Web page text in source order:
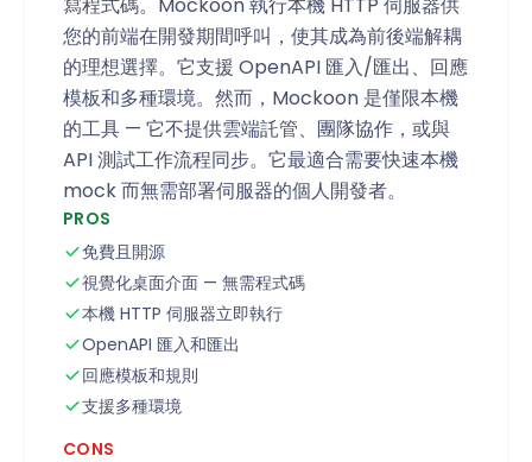
您的前端在開發期間呼叫，使其成為前後端解耦
的理想選擇。它支援 OpenAPI 匯入/匯出、回應
模板和多種環境。然而，Mockoon 是僅限本機
的工具 — 它不提供雲端託管、團隊協作，或與
API 測試工作流程同步。它最適合需要快速本機
mock 而無需部署伺服器的個人開發者。
PROS
免費且開源
視覺化桌面介面 — 無需程式碼
本機 HTTP 伺服器立即執行
OpenAPI 匯入和匯出
回應模板和規則
支援多種環境
CONS